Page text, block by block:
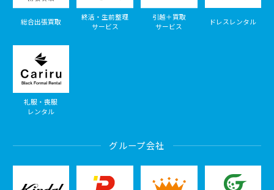
総合出張買取
終活・生前整理
サービス
引越＋買取
サービス
ドレスレンタル
礼服・喪服
レンタル
グループ会社